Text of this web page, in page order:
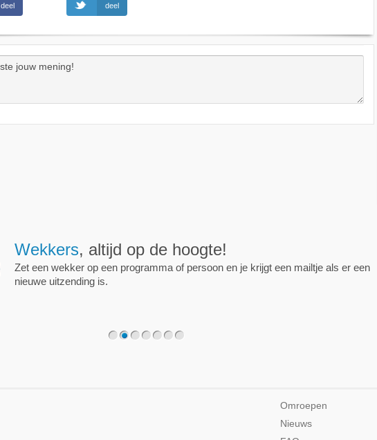
deel deel
Wekkers, altijd op de hoogte!
Zet een wekker op een programma of persoon en je krijgt een mailtje als er een
nieuwe uitzending is.
Omroepen
Nieuws